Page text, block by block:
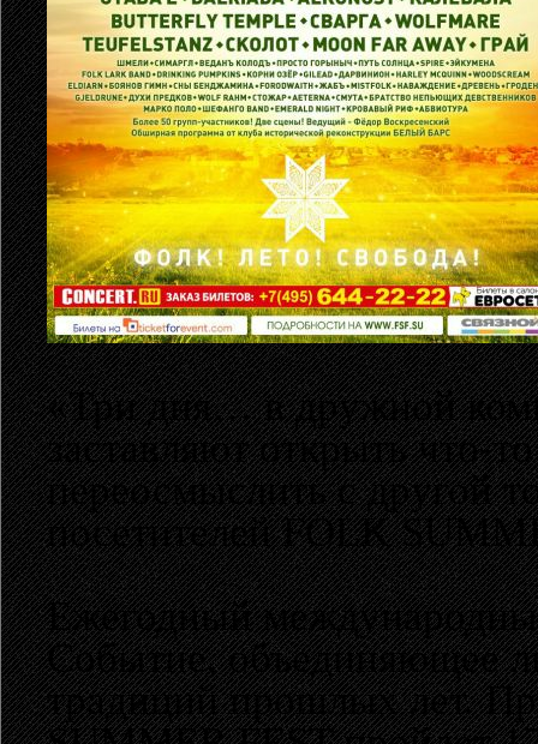
«Три дня… в дружной
заставляют открыть что-
переосмыслить с другой
посетителей FOLK
Ежегодный
Cобытие, объединяющее
традиций прошлых лет.